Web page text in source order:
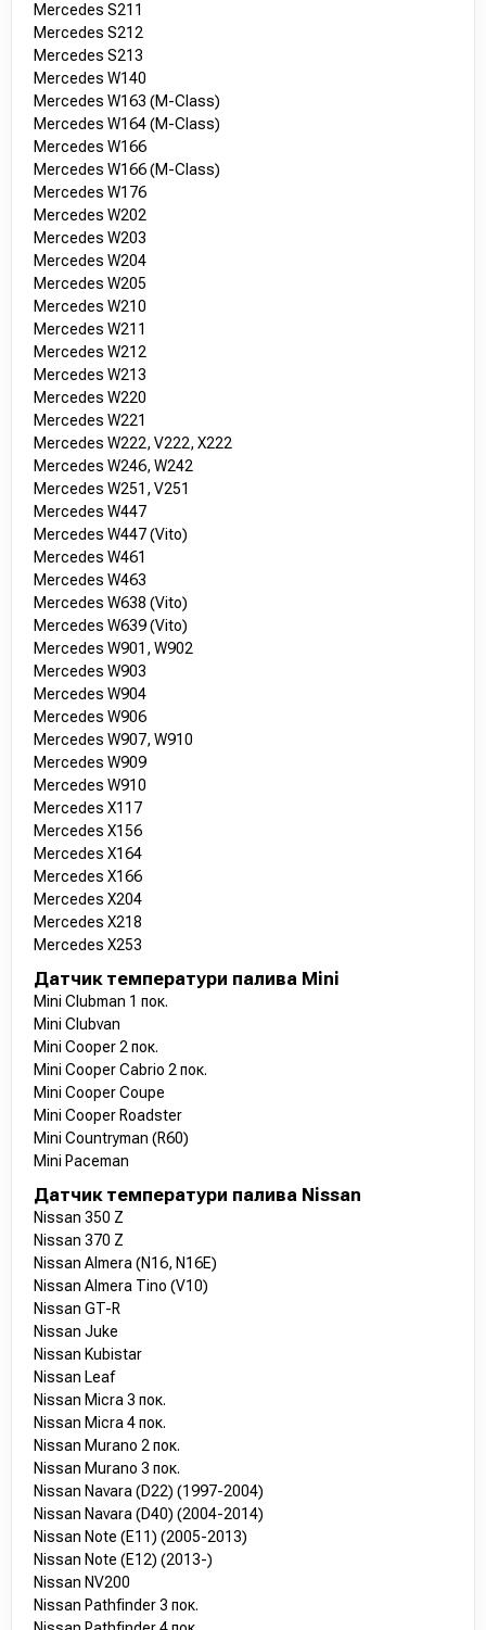
Mercedes S211
Mercedes S212
Mercedes S213
Mercedes W140
Mercedes W163 (M-Class)
Mercedes W164 (M-Class)
Mercedes W166
Mercedes W166 (M-Class)
Mercedes W176
Mercedes W202
Mercedes W203
Mercedes W204
Mercedes W205
Mercedes W210
Mercedes W211
Mercedes W212
Mercedes W213
Mercedes W220
Mercedes W221
Mercedes W222, V222, X222
Mercedes W246, W242
Mercedes W251, V251
Mercedes W447
Mercedes W447 (Vito)
Mercedes W461
Mercedes W463
Mercedes W638 (Vito)
Mercedes W639 (Vito)
Mercedes W901, W902
Mercedes W903
Mercedes W904
Mercedes W906
Mercedes W907, W910
Mercedes W909
Mercedes W910
Mercedes X117
Mercedes X156
Mercedes X164
Mercedes X166
Mercedes X204
Mercedes X218
Mercedes X253
Датчик температури палива Mini
Mini Clubman 1 пок.
Mini Clubvan
Mini Cooper 2 пок.
Mini Cooper Cabrio 2 пок.
Mini Cooper Coupe
Mini Cooper Roadster
Mini Countryman (R60)
Mini Paceman
Датчик температури палива Nissan
Nissan 350 Z
Nissan 370 Z
Nissan Almera (N16, N16E)
Nissan Almera Tino (V10)
Nissan GT-R
Nissan Juke
Nissan Kubistar
Nissan Leaf
Nissan Micra 3 пок.
Nissan Micra 4 пок.
Nissan Murano 2 пок.
Nissan Murano 3 пок.
Nissan Navara (D22) (1997-2004)
Nissan Navara (D40) (2004-2014)
Nissan Note (E11) (2005-2013)
Nissan Note (E12) (2013-)
Nissan NV200
Nissan Pathfinder 3 пок.